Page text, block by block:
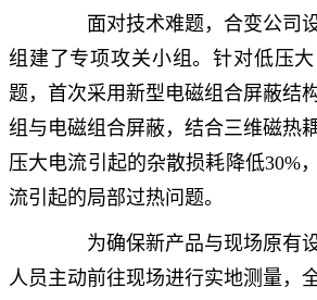
面对技术难题，合变公司
组建了专项攻关小组。针对低压
题，首次采用新型电磁组合屏蔽结
组与电磁组合屏蔽，结合三维磁热
压大电流引起的杂散损耗降低30%
流引起的局部过热问题。
为确保新产品与现场原有
人员主动前往现场进行实地测量，